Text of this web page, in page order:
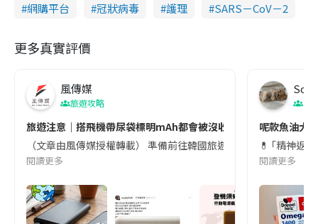
網購平台
冠狀病毒 護理 SARS－CoV－2
更多真實評價
風傳媒
旅遊攻略
旅遊注意｜搭飛機帶尿袋標明mAh都會被沒收😱出發前切記檢查
（文章由風傳媒授權轉載） 準備前往韓國旅遊的民眾，近期要
閱讀更多
Soul
呢款魚油大
💊 ｢精神返
閱讀更多